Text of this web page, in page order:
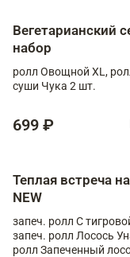
Вегетарианский
набор
ролл Овощной XL,
суши Чука 2 шт.
699 ₽
Теплая встреча
NEW
запеч. ролл С
запеч. ролл Лосось
ролл Запеченный